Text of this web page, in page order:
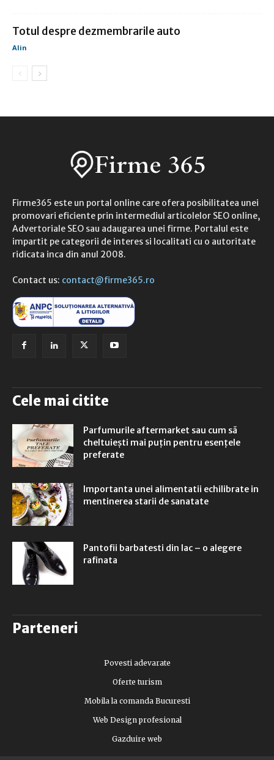
Totul despre dezmembrarile auto
Alin
Firme365 este un portal online care ofera posibilitatea unei
promovari eficiente prin intermediul articolelor SEO online,
Advertoriale SEO sau adaugarea unei firme. Portalul este
impartit pe categorii de interes si localitati cu o autoritate
ridicata inca din anul 2008.
Contact us: contact@firme365.ro
Cele mai citite
Parfumurile aftermarket sau cum să
cheltuiești mai puțin pentru esențele
preferate
Importanta unei alimentatii echilibrate in
mentinerea starii de sanatate
Pantofii barbatesti din lac – o alegere
rafinata
Parteneri
Povesti adevarate
Oferte turism
Mobila la comanda Bucuresti
Web Design profesional
Gazduire web